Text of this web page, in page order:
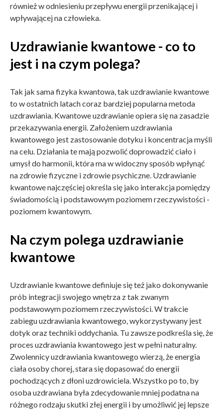
również w odniesieniu przepływu energii przenikającej i
wpływającej na człowieka.
Uzdrawianie kwantowe - co to
jest i na czym polega?
Tak jak sama fizyka kwantowa, tak uzdrawianie kwantowe
to w ostatnich latach coraz bardziej popularna metoda
uzdrawiania. Kwantowe uzdrawianie opiera się na zasadzie
przekazywania energii. Założeniem uzdrawiania
kwantowego jest zastosowanie dotyku i koncentracja myśli
na celu. Działania te mają pozwolić doprowadzić ciało i
umysł do harmonii, która ma w widoczny sposób wpłynąć
na zdrowie fizyczne i zdrowie psychiczne. Uzdrawianie
kwantowe najczęściej określa się jako interakcja pomiędzy
świadomością i podstawowym poziomem rzeczywistości -
poziomem kwantowym.
Na czym polega uzdrawianie
kwantowe
Uzdrawianie kwantowe definiuje się też jako dokonywanie
prób integracji swojego wnętrza z tak zwanym
podstawowym poziomem rzeczywistości. W trakcie
zabiegu uzdrawiania kwantowego, wykorzystywany jest
dotyk oraz techniki oddychania. Tu zawsze podkreśla się, że
proces uzdrawiania kwantowego jest w pełni naturalny.
Zwolennicy uzdrawiania kwantowego wierzą, że energia
ciała osoby chorej, stara się dopasować do energii
pochodzących z dłoni uzdrowiciela. Wszystko po to, by
osoba uzdrawiana była zdecydowanie mniej podatna na
różnego rodzaju skutki złej energii i by umożliwić jej lepsze